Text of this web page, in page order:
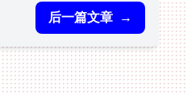
后一篇文章 →